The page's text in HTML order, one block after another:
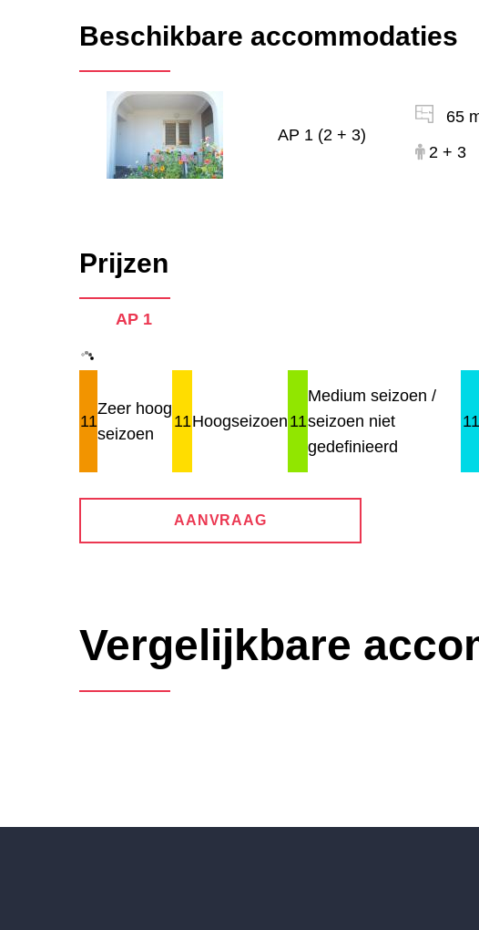
Beschikbare accommodaties
AP 1 (2 + 3)
65
2 + 3
Prijzen
AP 1
11
Zeer hoog
seizoen
11Hoogseizoen 11
Medium seizoen /
seizoen niet
gedefinieerd
11
AANVRAAG
Vergelijkbare